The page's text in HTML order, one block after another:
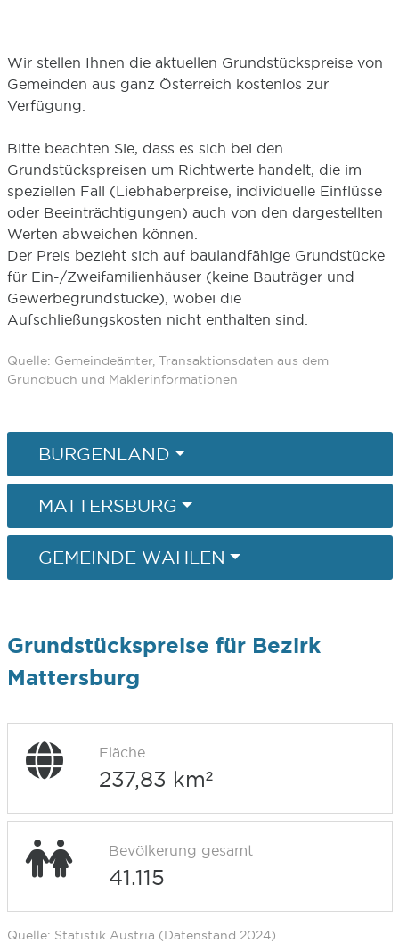
Wir stellen Ihnen die aktuellen Grundstückspreise von
Gemeinden aus ganz Österreich kostenlos zur
Verfügung.
Bitte beachten Sie, dass es sich bei den
Grundstückspreisen um Richtwerte handelt, die im
speziellen Fall (Liebhaberpreise, individuelle Einflüsse
oder Beeinträchtigungen) auch von den dargestellten
Werten abweichen können.
Der Preis bezieht sich auf baulandfähige Grundstücke
für Ein-/Zweifamilienhäuser (keine Bauträger und
Gewerbegrundstücke), wobei die
Aufschließungskosten nicht enthalten sind.
Quelle: Gemeindeämter, Transaktionsdaten aus dem
Grundbuch und Maklerinformationen
BURGENLAND
MATTERSBURG
GEMEINDE WÄHLEN
Grundstückspreise für Bezirk
Mattersburg
Fläche
237,83 km²
Bevölkerung gesamt
41.115
Quelle: Statistik Austria (Datenstand 2024)